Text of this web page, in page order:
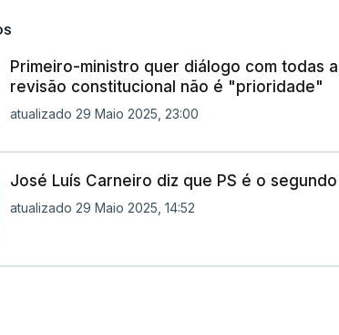
Primeiro-ministro quer diálogo com todas
revisão constitucional não é "prioridade"
atualizado 29 Maio 2025, 23:00
José Luís Carneiro diz que PS é o
atualizado 29 Maio 2025, 14:52